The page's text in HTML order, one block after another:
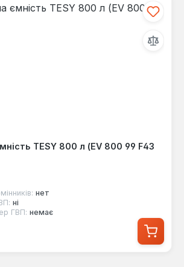
TESY 800 л (EV 800 99 F43
нет
ні
ГВП: немає